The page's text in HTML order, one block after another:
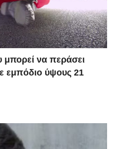
μπορεί να περάσει
εμπόδιο ύψους 21